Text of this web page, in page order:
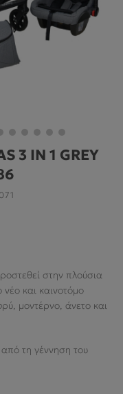
3 IN 1 GREY
στην πλούσια
νέο και καινοτόμο
μοντέρνο, άνετο και
τη γέννηση του